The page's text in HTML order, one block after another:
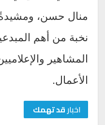
منال حسن،
نخبة من أهم
المشاهير
الأعمال.
اخبارقد تهمك